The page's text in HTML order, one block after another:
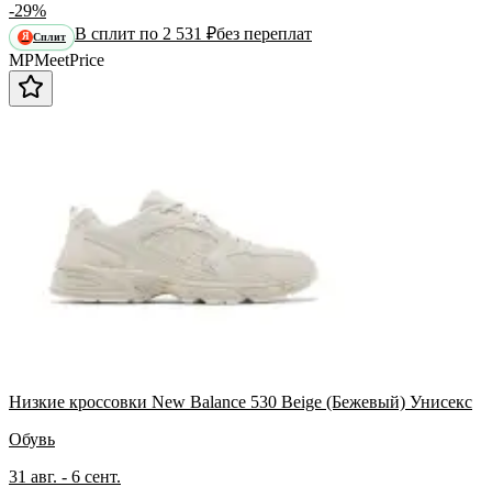
-29%
Я Сплит В сплит по 2 531 ₽без переплат
MPMeetPrice
Низкие кроссовки New Balance 530 Beige (Бежевый) Унисекс
Обувь
31 авг. - 6 сент.